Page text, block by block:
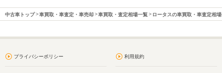
中古車トップ 車買取・車査定・車売却 車買取・査定相場一覧 ロータスの車買取・車査定相
プライバシーポリシー 利用規約